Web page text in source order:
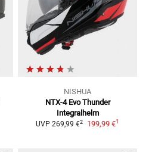
NISHUA
NTX-4 Evo Thunder
Integralhelm
UVP 269,99 €2 199,99 €1